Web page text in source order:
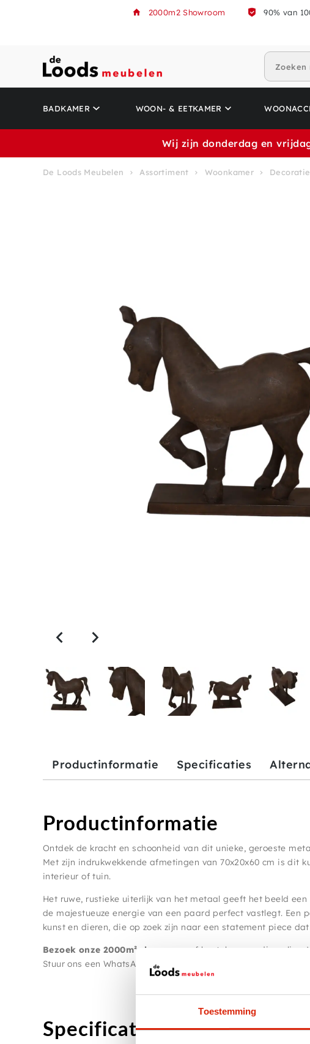
Toestemming
2000m2 Showroom 90% van
Zoeken
BADKAMER WOON- & EETKAMER
Wij zijn donderdag en
De Loods Meubelen Assortiment Woonkamer Decoratie
Productinformatie Specificaties
Productinformatie
Ontdek de kracht en schoonheid van dit unieke, geroeste
Met zijn indrukwekkende afmetingen van 70x20x60 cm is dit
interieur of tuin.
Het ruwe, rustieke uiterlijk van het metaal geeft het beeld
de majestueuze energie van een paard perfect vastlegt. Een
kunst en dieren, die op zoek zijn naar een statement piece
Bezoek onze 2000m² showroom
of bestel eenvoudig
Stuur ons een WhatsApp-bericht op
Specificaties